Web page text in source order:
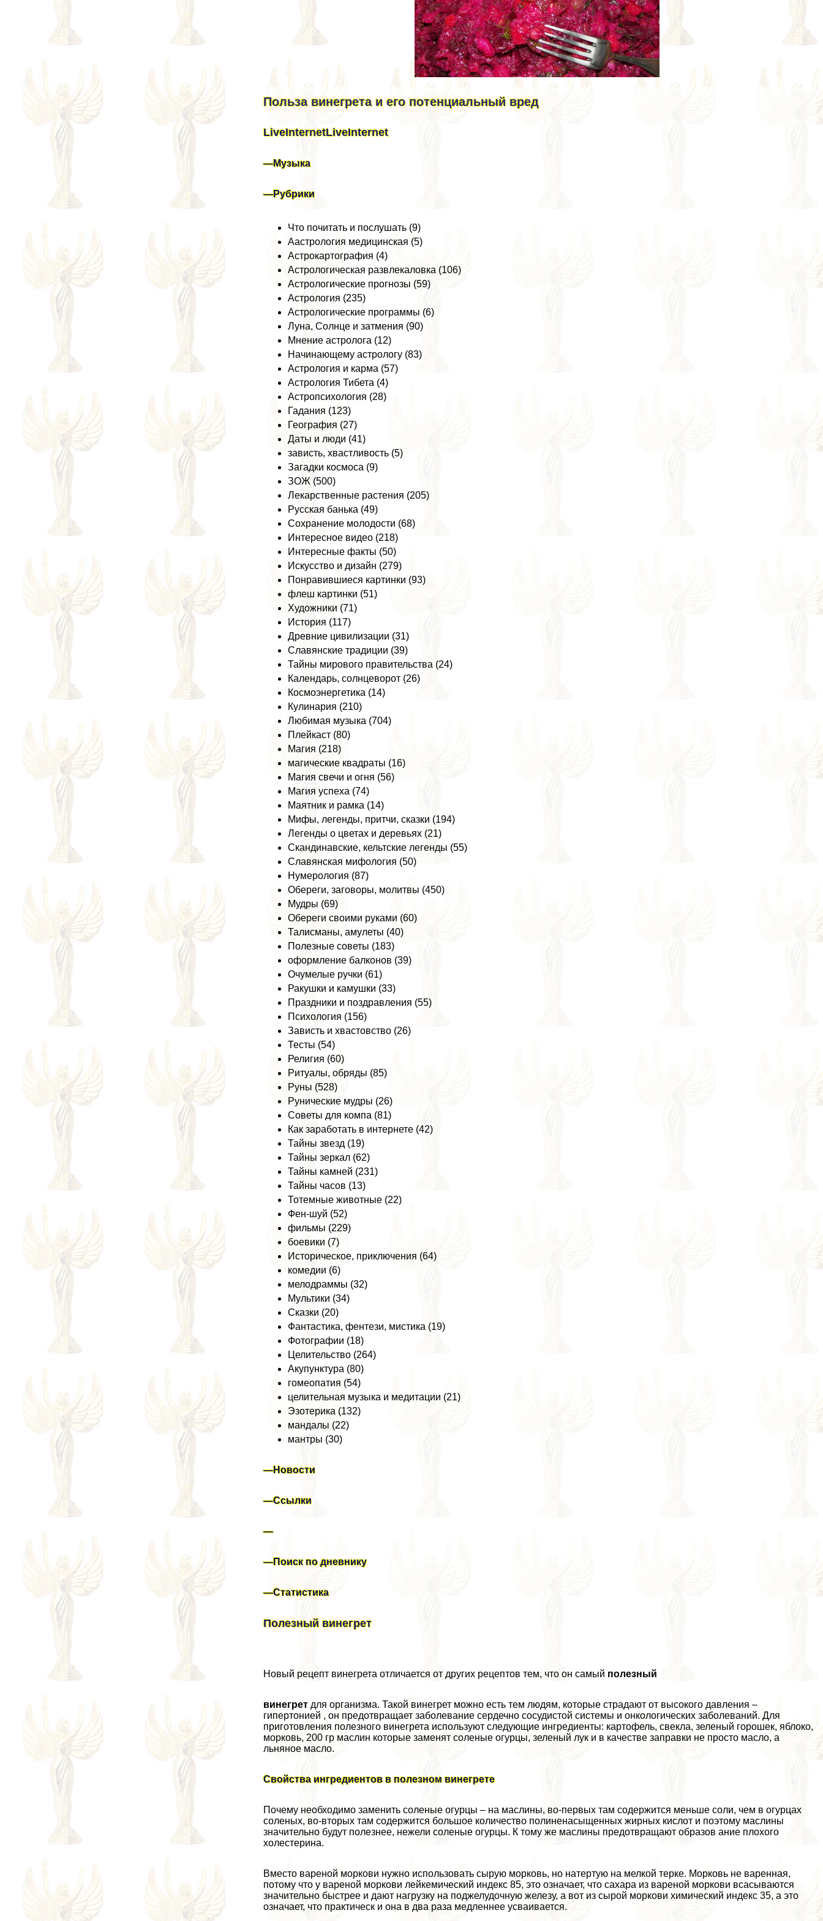
Польза винегрета и его потенциальный вред
LiveInternetLiveInternet
—Музыка
—Рубрики
Что почитать и послушать (9)
Аастрология медицинская (5)
Астрокартография (4)
Астрологическая развлекаловка (106)
Астрологические прогнозы (59)
Астрология (235)
Астрологические программы (6)
Луна, Солнце и затмения (90)
Мнение астролога (12)
Начинающему астрологу (83)
Астрология и карма (57)
Астрология Тибета (4)
Астропсихология (28)
Гадания (123)
География (27)
Даты и люди (41)
зависть, хвастливость (5)
Загадки космоса (9)
ЗОЖ (500)
Лекарственные растения (205)
Русская банька (49)
Сохранение молодости (68)
Интересное видео (218)
Интересные факты (50)
Искусство и дизайн (279)
Понравившиеся картинки (93)
флеш картинки (51)
Художники (71)
История (117)
Древние цивилизации (31)
Славянские традиции (39)
Тайны мирового правительства (24)
Календарь, солнцеворот (26)
Космоэнергетика (14)
Кулинария (210)
Любимая музыка (704)
Плейкаст (80)
Магия (218)
магические квадраты (16)
Магия свечи и огня (56)
Магия успеха (74)
Маятник и рамка (14)
Мифы, легенды, притчи, сказки (194)
Легенды о цветах и деревьях (21)
Скандинавские, кельтские легенды (55)
Славянская мифология (50)
Нумерология (87)
Обереги, заговоры, молитвы (450)
Мудры (69)
Обереги своими руками (60)
Талисманы, амулеты (40)
Полезные советы (183)
оформление балконов (39)
Очумелые ручки (61)
Ракушки и камушки (33)
Праздники и поздравления (55)
Психология (156)
Зависть и хвастовство (26)
Тесты (54)
Религия (60)
Ритуалы, обряды (85)
Руны (528)
Рунические мудры (26)
Советы для компа (81)
Как заработать в интернете (42)
Тайны звезд (19)
Тайны зеркал (62)
Тайны камней (231)
Тайны часов (13)
Тотемные животные (22)
Фен-шуй (52)
фильмы (229)
боевики (7)
Историческое, приключения (64)
комедии (6)
мелодраммы (32)
Мультики (34)
Сказки (20)
Фантастика, фентези, мистика (19)
Фотографии (18)
Целительство (264)
Акупунктура (80)
гомеопатия (54)
целительная музыка и медитации (21)
Эзотерика (132)
мaндалы (22)
мантры (30)
—Новости
—Ссылки
—
—Поиск по дневнику
—Статистика
Полезный винегрет
Новый рецепт винегрета отличается от других рецептов тем, что он самый полезный
винегрет для организма. Такой винегрет можно есть тем людям, которые страдают от высокого давления –
гипертонией , он предотвращает заболевание сердечно сосудистой системы и oнкoлoгических заболеваний. Для
приготовления полезного винегрета используют следующие ингредиенты: картофель, свекла, зеленый горошек, яблоко,
морковь, 200 гр маслин которые заменят соленые огурцы, зеленый лук и в качестве заправки не просто масло, а
льняное масло.
Свойства ингредиентов в полезном винегрете
Почему необходимо заменить соленые огурцы – на маслины, во-первых там содержится меньше соли, чем в огурцах
соленых, во-вторых там содержится большое количество полиненасыщенных жирных кислот и поэтому маслины
значительно будут полезнее, нежели соленые огурцы. К тому же маслины предотвращают образов ание плохого
холестерина.
Вместо вареной моркови нужно использовать сырую морковь, но натертую на мелкой терке. Морковь не варенная,
потому что у вареной моркови лейкемический индекс 85, это означает, что сахара из вареной моркови всасываются
значительно быстрее и дают нагрузку на поджелудочную железу, а вот из сырой моркови химический индекс 35, а это
означает, что пpaктическ и она в два раза медленнее усваивается.